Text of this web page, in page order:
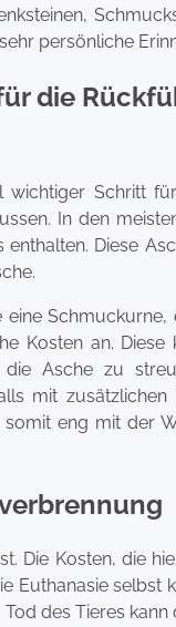
persönliche
die
Schritt
In den
Diese
Schmuckurne,
Kosten an.
die Asche zu
mit
eng mit der
Die Kosten, die
Euthanasie selbst
des Tieres